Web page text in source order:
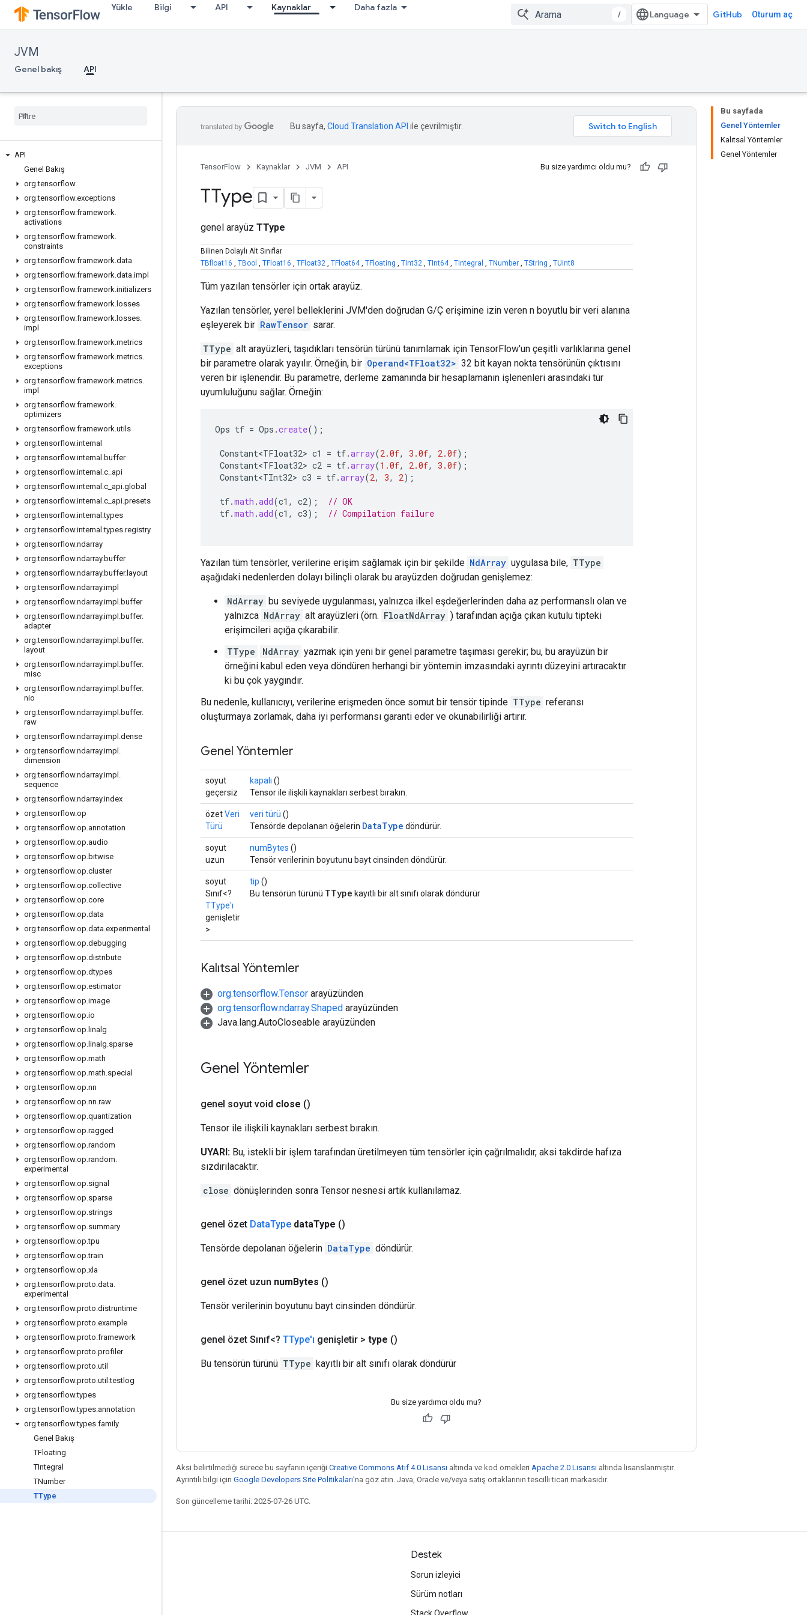
Yükle Bilgi API Kaynaklar Daha fazla
/ GitHub Oturum aç
JVM
Genel bakış API
API
Genel Bakış
org.tensorflow
org.tensorflow.exceptions
org.tensorflow.framework.
activations
org.tensorflow.framework.
constraints
org.tensorflow.framework.data
org.tensorflow.framework.data.impl
org.tensorflow.framework.initializers
org.tensorflow.framework. losses
org.tensorflow.framework. losses.
impl
org.tensorflow.framework.metrics
org.tensorflow.framework.metrics.
exceptions
org.tensorflow.framework.metrics.
impl
org.tensorflow.framework.
optimizers
org.tensorflow.framework.utils
org.tensorflow.internal
org.tensorflow.internal .buffer
org.tensorflow.internal .c api
org.tensorflow.internal .c api.global
org.tensorflow.internal .c api.presets
org.tensorflow.internal .types
org.tensorflow.internal .types.registry
org.tensorflow.ndarray
org.tensorflow.ndarray.buffer
org.tensorflow.ndarray.buffer. layout
org.tensorflow.ndarray.impl
org.tensorflow.ndarray.impl .buffer
org.tensorflow.ndarray.impl .buffer.
adapter
org.tensorflow.ndarray.impl .buffer.
layout
org.tensorflow.ndarray.impl .buffer.
misc
org.tensorflow.ndarray.impl .buffer.
nio
org.tensorflow.ndarray.impl .buffer.
raw
org.tensorflow.ndarray.impl .dense
org.tensorflow.ndarray.impl .
dimension
org.tensorflow.ndarray.impl .
sequence
org.tensorflow.ndarray.index
org.tensorflow.op
org.tensorflow.op.annotation
org.tensorflow.op.audio
org.tensorflow.op.bitwise
org.tensorflow.op.cluster
org.tensorflow.op.collective
org.tensorflow.op.core
org.tensorflow.op.data
org.tensorflow.op.data.experimental
org.tensorflow.op.debugging
org.tensorflow.op.distribute
org.tensorflow.op.dtypes
org.tensorflow.op.estimator
org.tensorflow.op.image
org.tensorflow.op.io
org.tensorflow.op. linalg
org.tensorflow.op. linalg.sparse
org.tensorflow.op.math
org.tensorflow.op.math.special
org.tensorflow.op.nn
org.tensorflow.op.nn.raw
org.tensorflow.op.quantization
org.tensorflow.op.ragged
org.tensorflow.op.random
org.tensorflow.op.random.
experimental
org.tensorflow.op.signal
org.tensorflow.op.sparse
org.tensorflow.op.strings
org.tensorflow.op.summary
org.tensorflow.op.tpu
org.tensorflow.op.train
org.tensorflow.op.xla
org.tensorflow.proto.data.
experimental
org.tensorflow.proto.distruntime
org.tensorflow.proto.example
org.tensorflow.proto.framework
org.tensorflow.proto.profiler
org.tensorflow.proto.util
org.tensorflow.proto.util .testlog
org.tensorflow.types
org.tensorflow.types.annotation
org.tensorflow.types.family
Genel Bakış
TFloating
TIntegral
TNumber
TType
Bu sayfada
Genel Yöntemler
Kalıtsal Yöntemler
Genel Yöntemler
Bu sayfa, Cloud Translation API ile çevrilmiştir.
TensorFlow Kaynaklar JVM API Bu size yardımcı oldu mu?
TType
genel arayüz TType
Bilinen Dolaylı Alt Sınıflar
TBfloat16 , TBool , TFloat16 , TFloat32 , TFloat64, TFloating , TInt32 , TInt64, TIntegral , TNumber , TString , TUint8
Tüm yazılan tensörler için ortak arayüz.
Yazılan tensörler, yerel belleklerini JVM'den doğrudan G/Ç erişimine izin veren n boyutlu bir veri alanına
eşleyerek bir RawTensor sarar.
TType alt arayüzleri, taşıdıkları tensörün türünü tanımlamak için TensorFlow'un çeşitli varlıklarına genel
bir parametre olarak yayılır. Örneğin, bir Operand<TFloat32> 32 bit kayan nokta tensörünün çıktısını
veren bir işlenendir. Bu parametre, derleme zamanında bir hesaplamanın işlenenleri arasındaki tür
uyumluluğunu sağlar. Örneğin:
Ops tf = Ops .create();
Constant<TFloat32> c1 = tf.array(2.0f, 3.0f, 2.0f);
Constant<TFloat32> c2 = tf.array(1.0f, 2.0f, 3.0f);
Constant<TInt32> c3 = tf.array(2, 3, 2);
tf.math .add(c1 , c2);
// OK
tf.math .add(c1 , c3); // Compilation failure
Yazılan tüm tensörler, verilerine erişim sağlamak için bir şekilde NdArray uygulasa bile, TType
aşağıdaki nedenlerden dolayı bilinçli olarak bu arayüzden doğrudan genişlemez:
NdArray bu seviyede uygulanması, yalnızca ilkel eşdeğerlerinden daha az performanslı olan ve
yalnızca NdArray alt arayüzleri (örn. FloatNdArray ) tarafından açığa çıkan kutulu tipteki
erişimcileri açığa çıkarabilir.
TType
NdArray yazmak için yeni bir genel parametre taşıması gerekir; bu, bu arayüzün bir
örneğini kabul eden veya döndüren herhangi bir yöntemin imzasındaki ayrıntı düzeyini artıracaktır
ki bu çok yaygındır.
Bu nedenle, kullanıcıyı, verilerine erişmeden önce somut bir tensör tipinde TType referansı
oluşturmaya zorlamak, daha iyi performansı garanti eder ve okunabilirliği artırır.
Genel Yöntemler
soyut
geçersiz
kapalı ()
Tensor ile ilişkili kaynakları serbest bırakın.
özetVeri
Türü
veri türü ()
Tensörde depolanan öğelerin DataType döndürür.
soyut
uzun
numBytes ()
Tensör verilerinin boyutunu bayt cinsinden döndürür.
soyut
Sınıf<?
TType'ı
genişletir
>
tip ()
Bu tensörün türünü TType kayıtlı bir alt sınıfı olarak döndürür
Kalıtsal Yöntemler
org.tensorflow.Tensor arayüzünden
org.tensorflow.ndarray.Shaped arayüzünden
Java.lang.AutoCloseable arayüzünden
Genel Yöntemler
genel soyut void close ()
Tensor ile ilişkili kaynakları serbest bırakın.
UYARI: Bu, istekli bir işlem tarafından üretilmeyen tüm tensörler için çağrılmalıdır, aksi takdirde hafıza
sızdırılacaktır.
close dönüşlerinden sonra Tensor nesnesi artık kullanılamaz.
genel özet DataType dataType ()
Tensörde depolanan öğelerin DataType döndürür.
genel özet uzun numBytes ()
Tensör verilerinin boyutunu bayt cinsinden döndürür.
genel özet Sınıf<? TType'ı genişletir > type ()
Bu tensörün türünü TType kayıtlı bir alt sınıfı olarak döndürür
Bu size yardımcı oldu mu?
Aksi belirtilmediği sürece bu sayfanın içeriği Creative Commons Atıf 4.0 Lisansı altında ve kod örnekleri Apache 2.0 Lisansı altında lisanslanmıştır.
Ayrıntılı bilgi için Google Developers Site Politikaları'na göz atın. Java, Oracle ve/veya satış ortaklarının tescilli ticari markasıdır.
Son güncelleme tarihi: 2025-07-26 UTC.
Destek
Sorun izleyici
Sürüm notları